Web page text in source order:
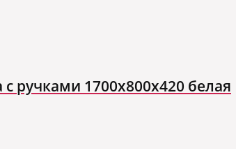
ручками 1700х800х420 белая